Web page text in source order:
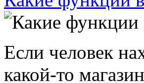
Если человек
какой-то